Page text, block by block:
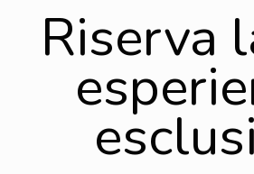
Riserva